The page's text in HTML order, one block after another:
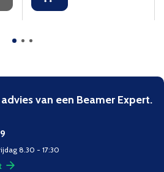
van een Beamer Expert.
8.30 - 17:30